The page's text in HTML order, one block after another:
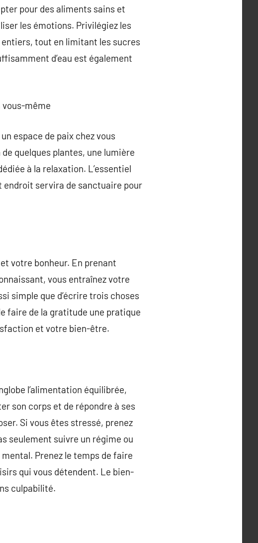
pour des aliments sains et
les émotions. Privilégiez les
tout en limitant les sucres
d’eau est également
vous-même
espace de paix chez vous
quelques plantes, une lumière
à la relaxation. L’essentiel
endroit servira de sanctuaire pour
votre bonheur. En prenant
vous entraînez votre
simple que d’écrire trois choses
faire de la gratitude une pratique
et votre bien-être.
l’alimentation équilibrée,
son corps et de répondre à ses
Si vous êtes stressé, prenez
seulement suivre un régime ou
Prenez le temps de faire
qui vous détendent. Le bien-
culpabilité.